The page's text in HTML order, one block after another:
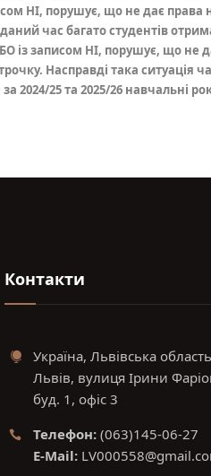
НІ, порушує, що не дає права
час багато студентів
із записом НІ, порушує, що не
Насправді така ситуація
за 2024/25 та 2025/26 навчальні
Контакти
Україна, Львівська
Львів, вулиця Ірини
буд. 1, офіс 3
Телефон:(063)145-06-27
E-Mail: